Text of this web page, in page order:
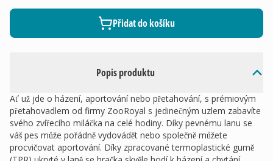
Popis produktu
Ať už jde o házení, aportování nebo přetahování, s prémiovým
přetahovadlem od firmy ZooRoyal s jedinečným uzlem zabavíte
svého zvířecího miláčka na celé hodiny. Díky pevnému lanu se
váš pes může pořádně vydovádět nebo společně můžete
procvičovat aportování. Díky zpracované termoplastické gumě
Přidat do košíku